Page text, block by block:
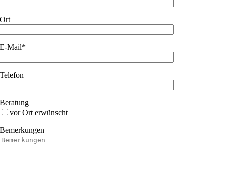
Ort
E-Mail*
Telefon
Beratung
vor Ort erwünscht
Bemerkungen